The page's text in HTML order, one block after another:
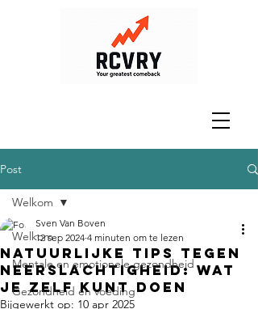
Post
Welkom
Mentale en emotionele gezondheid
Gezondheid en voeding
Welkom
Natuurlijke Tips tegen
Neerslachtigheid: Wat
je Zelf Kunt Doen
Sven Van Boven
12 sep 2024 4 minuten om te lezen
Bijgewerkt op: 10 apr 2025